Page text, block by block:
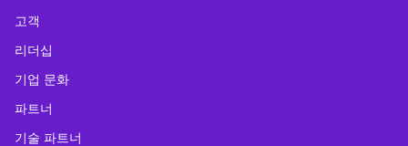
고객
리더십
기업 문화
파트너
기술 파트너